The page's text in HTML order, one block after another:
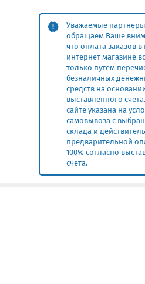
Уважаемые
обращаем Ваше
что оплата заказов
интернет магазине
только путем
безналичных
средств на
выставленного
сайте указана на
самовывоза с
склада и
предварительной
100% согласно
счета.